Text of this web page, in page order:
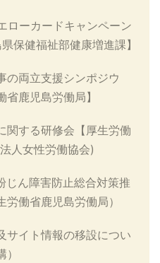
ローカードキャンペーン
保健福祉部健康増進課】
の両立支援シンポジウ
鹿児島労働局】
関する研修会【厚生労働
人女性労働協会)
じん障害防止総合対策推
働省鹿児島労働局）
サイト情報の移設につい